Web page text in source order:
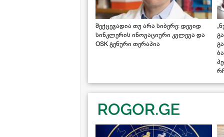
შექცევადია თუ არა სიბერე: დევიდ
სინკლერის ინოვაციური კვლევა და
OSK გენური თერაპია